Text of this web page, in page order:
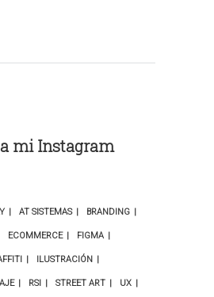
mi Instagram
AT SISTEMAS BRANDING
ECOMMERCE FIGMA
ILUSTRACIÓN
RSI STREET ART UX